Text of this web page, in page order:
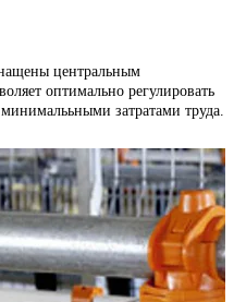
центральным
оптимально регулировать
затратами труда.